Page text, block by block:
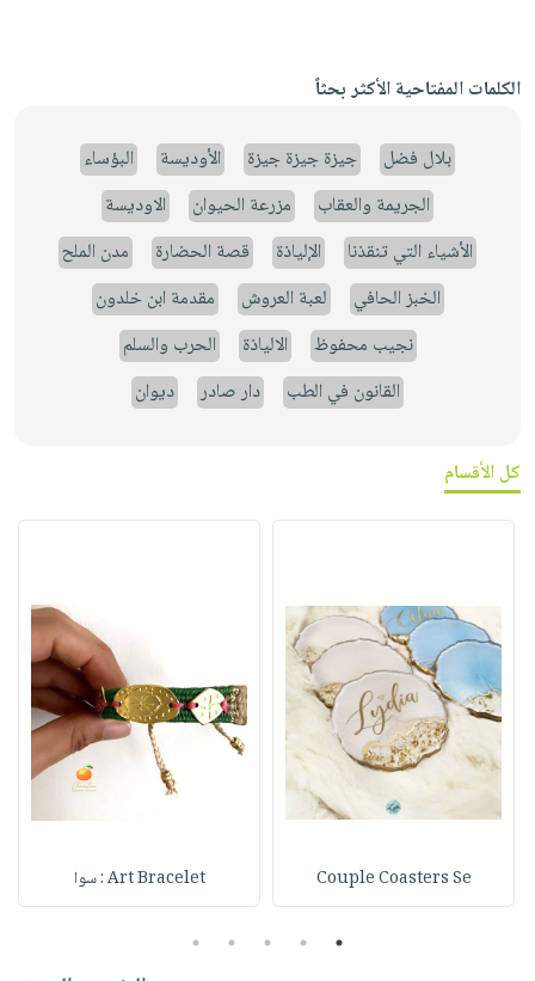
الكلمات المفتاحية الأكثر بحثاً
بلال فضل جيزة جيزة جيزة الأوديسة
البؤساء
الجريمة والعقاب
مزرعة الحيوان
الاوديسة
الأشياء التي تنقذنا
الإلياذة قصة الحضارة
مدن الملح
الخبز الحافي
لعبة العروش
مقدمة ابن خلدون
نجيب محفوظ
الالياذة
الحرب والسلم
القانون في الطب
دار صادر ديوان
كل الأقسام
Couple Coasters Se Art Bracelet : سوا
1
2
3
4
5